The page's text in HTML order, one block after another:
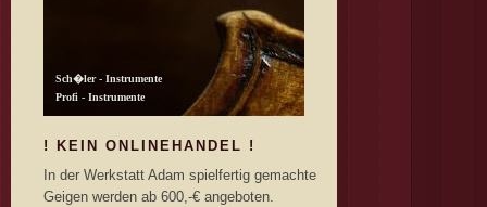
! KEIN ONLINEHANDEL !
In der Werkstatt Adam spielfertig gemachte
Geigen werden ab 600,-€ angeboten.